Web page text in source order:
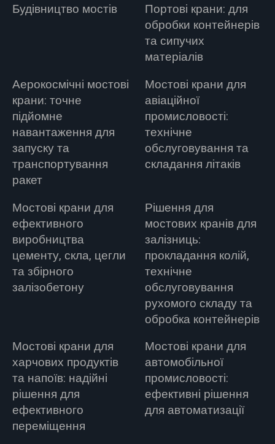
Будівництво мостів
Портові крани: для
обробки контейнерів
та сипучих
матеріалів
Аерокосмічні мостові
крани: точне
підйомне
навантаження для
запуску та
транспортування
ракет
Мостові крани для
авіаційної
промисловості:
технічне
обслуговування та
складання літаків
Мостові крани для
ефективного
виробництва
цементу, скла, цегли
та збірного
залізобетону
Рішення для
мостових кранів для
залізниць:
прокладання колій,
технічне
обслуговування
рухомого складу та
обробка контейнерів
Мостові крани для
харчових продуктів
та напоїв: надійні
рішення для
ефективного
переміщення
Мостові крани для
автомобільної
промисловості:
ефективні рішення
для автоматизації